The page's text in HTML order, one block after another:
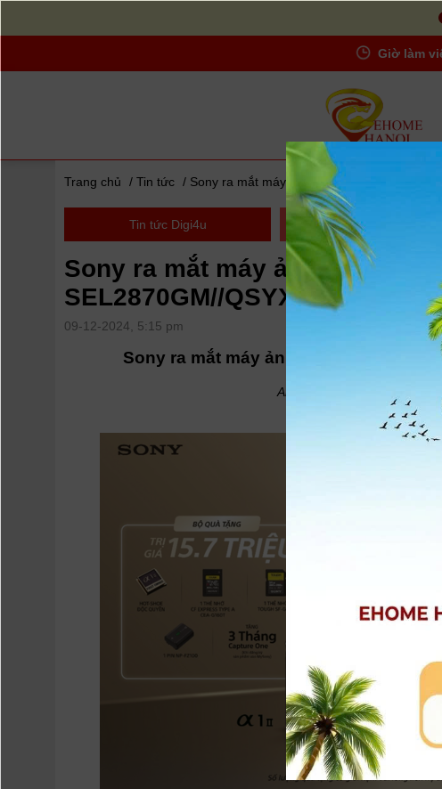
Giờ làm
Trang chủ / Tin tức / Sony ra mắt máy ảnh ILCE-1M2 và Ống
Tin tức Digi4u Thuật ngữ Digital
Sony ra mắt máy ảnh ILCE-
SEL2870GM//QSYX
09-12-2024, 5:15 pm
Sony ra mắt máy ảnh ILCE-1M2 và
Alpha 1 II và ống kính FE